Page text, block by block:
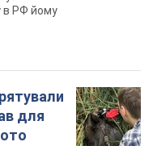
в РФ йому
для